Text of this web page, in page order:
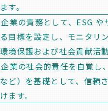
ます。
企業の責務として、ESG
る目標を設定し、モニタリ
環境保護および社会貢献活
企業の社会的責任を自覚し
など）を基礎として、信頼
けます。